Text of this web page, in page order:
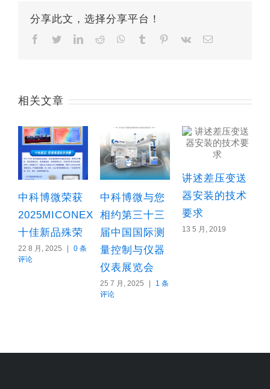
分享此文，选择分享平台！
Facebook
TwitterLinkedIn
Reddit Whatsapp
Tumblr Pinterest
Vk Email
相关文章
中科博微荣获
2025MICONEX
十佳新品殊荣
22 8 月, 2025 |
0 条
评论
中科博微与您
相约第三十三
届中国国际测
量控制与仪器
仪表展览会
25 7 月, 2025 |
1 条
评论
讲述差压变送
器安装的技术
要求
13 5 月, 2019